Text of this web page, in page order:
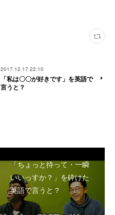
2017.12.17 22:10
「私は〇〇が好きです」を英語で
言うと？
「ちょっと待って・一瞬
いいっすか？」を砕けた
英語で言うと？